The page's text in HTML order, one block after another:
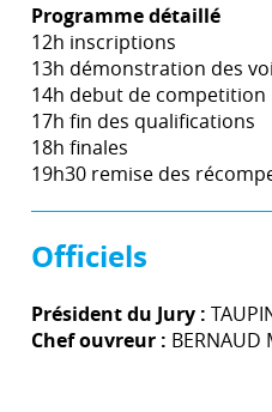
Programme détaillé
12h inscriptions
13h démonstration des
14h debut de competition
17h fin des qualifications
18h finales
19h30 remise des
Officiels
Président du Jury :
Chef ouvreur : BERNAUD